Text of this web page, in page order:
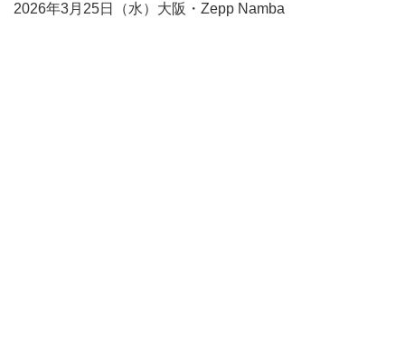
2026年3月25日（水）大阪・Zepp Namba